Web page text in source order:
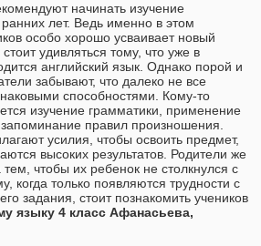
начинать изучение
лет. Ведь именно в этом
особо хорошо усваивает новый
удивляться тому, что уже в
английский язык. Однако порой и
забывают, что далеко не все
способностями. Кому-то
изучение грамматики, применение
запоминание правил произношения.
усилия, чтобы освоить предмет,
высоких результатов. Родители же
чтобы их ребенок не столкнулся с
когда только появляются трудности с
задания, стоит познакомить учеников
языку 4 класс Афанасьева,